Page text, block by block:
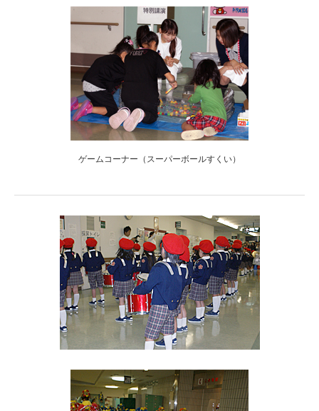
ゲームコーナー（スーパーボールすくい）